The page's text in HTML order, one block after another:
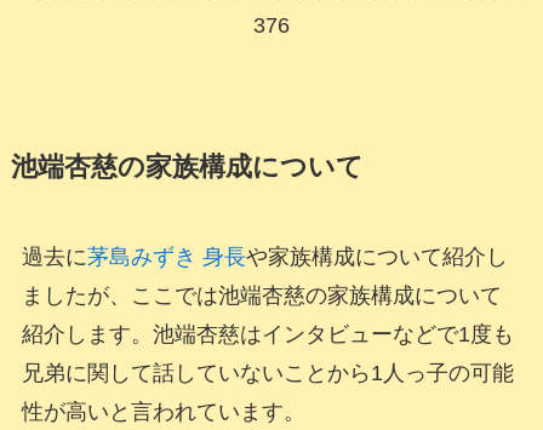
376
池端杏慈の家族構成について
過去に茅島みずき 身長や家族構成について紹介し
ましたが、ここでは池端杏慈の家族構成について
紹介します。池端杏慈はインタビューなどで1度も
兄弟に関して話していないことから1人っ子の可能
性が高いと言われています。